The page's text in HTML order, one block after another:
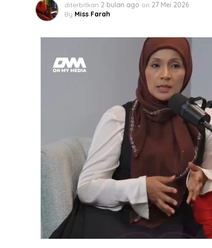
diterbitkan 2 bulan ago on 27 Mei 2026
By Miss Farah